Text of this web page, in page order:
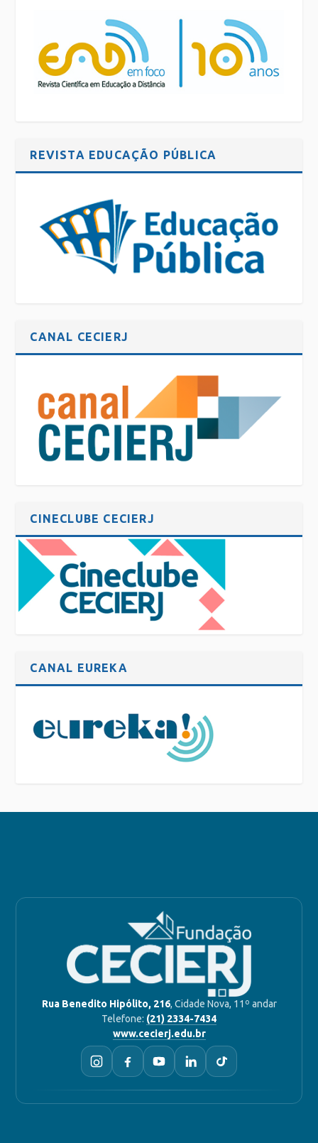
REVISTA EDUCAÇÃO PÚBLICA
CANAL CECIERJ
CINECLUBE CECIERJ
CANAL EUREKA
Rua Benedito Hipólito, 216, Cidade Nova, 11º andar
Telefone: (21) 2334-7434
www.cecierj.edu.br